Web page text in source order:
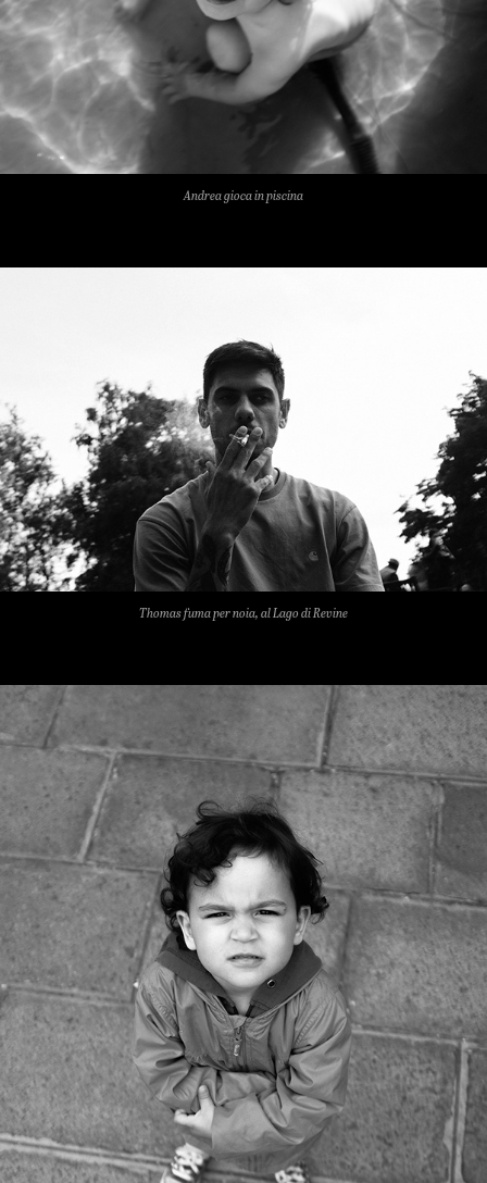
Andrea gioca in piscina
Thomas fuma per noia, al Lago di Revine